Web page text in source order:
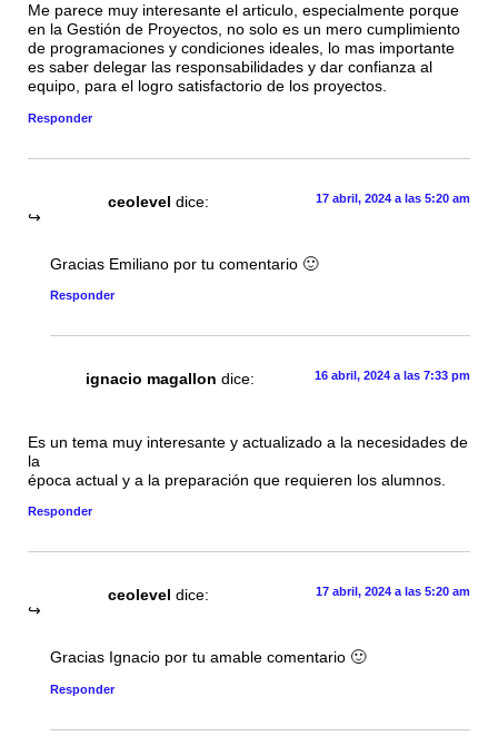
Me parece muy interesante el articulo, especialmente porque
en la Gestión de Proyectos, no solo es un mero cumplimiento
de programaciones y condiciones ideales, lo mas importante
es saber delegar las responsabilidades y dar confianza al
equipo, para el logro satisfactorio de los proyectos.
Responder
ceolevel dice: 17 abril, 2024 a las 5:20 am
Gracias Emiliano por tu comentario 🙂
Responder
ignacio magallon dice: 16 abril, 2024 a las 7:33 pm
Es un tema muy interesante y actualizado a la necesidades de
la
época actual y a la preparación que requieren los alumnos.
Responder
ceolevel dice: 17 abril, 2024 a las 5:20 am
Gracias Ignacio por tu amable comentario 🙂
Responder